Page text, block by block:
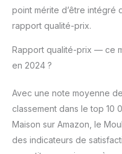
point mérite d’être intégré
rapport qualité-prix.
Rapport qualité-prix — ce
en 2024 ?
Avec une note moyenne de
classement dans le top 10
Maison sur Amazon, le
des indicateurs de